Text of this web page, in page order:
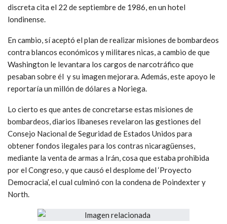
discreta cita el 22 de septiembre de 1986, en un hotel
londinense.
En cambio, sí aceptó el plan de realizar misiones de bombardeos
contra blancos económicos y militares nicas, a cambio de que
Washington le levantara los cargos de narcotráfico que
pesaban sobre él y su imagen mejorara. Además, este apoyo le
reportaría un millón de dólares a Noriega.
Lo cierto es que antes de concretarse estas misiones de
bombardeos, diarios libaneses revelaron las gestiones del
Consejo Nacional de Seguridad de Estados Unidos para
obtener fondos ilegales para los contras nicaragüenses,
mediante la venta de armas a Irán, cosa que estaba prohibida
por el Congreso, y que causó el desplome del ‘Proyecto
Democracia’, el cual culminó con la condena de Poindexter y
North.